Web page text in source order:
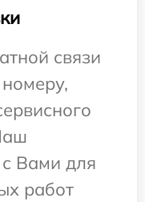
связи
с Вами для
работ